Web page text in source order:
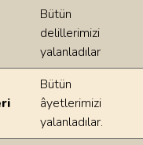
dilsel farklılıklar
Bütün
delillerimizi
yalanladılar
Bütün
âyetlerimizi
yalanladılar.